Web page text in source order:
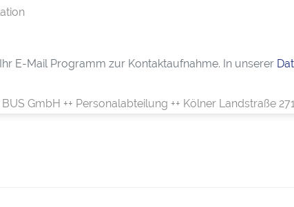
E-Mail Programm zur Kontaktaufnahme. In unserer
GmbH ++ Personalabteilung ++ Kölner Landstraße